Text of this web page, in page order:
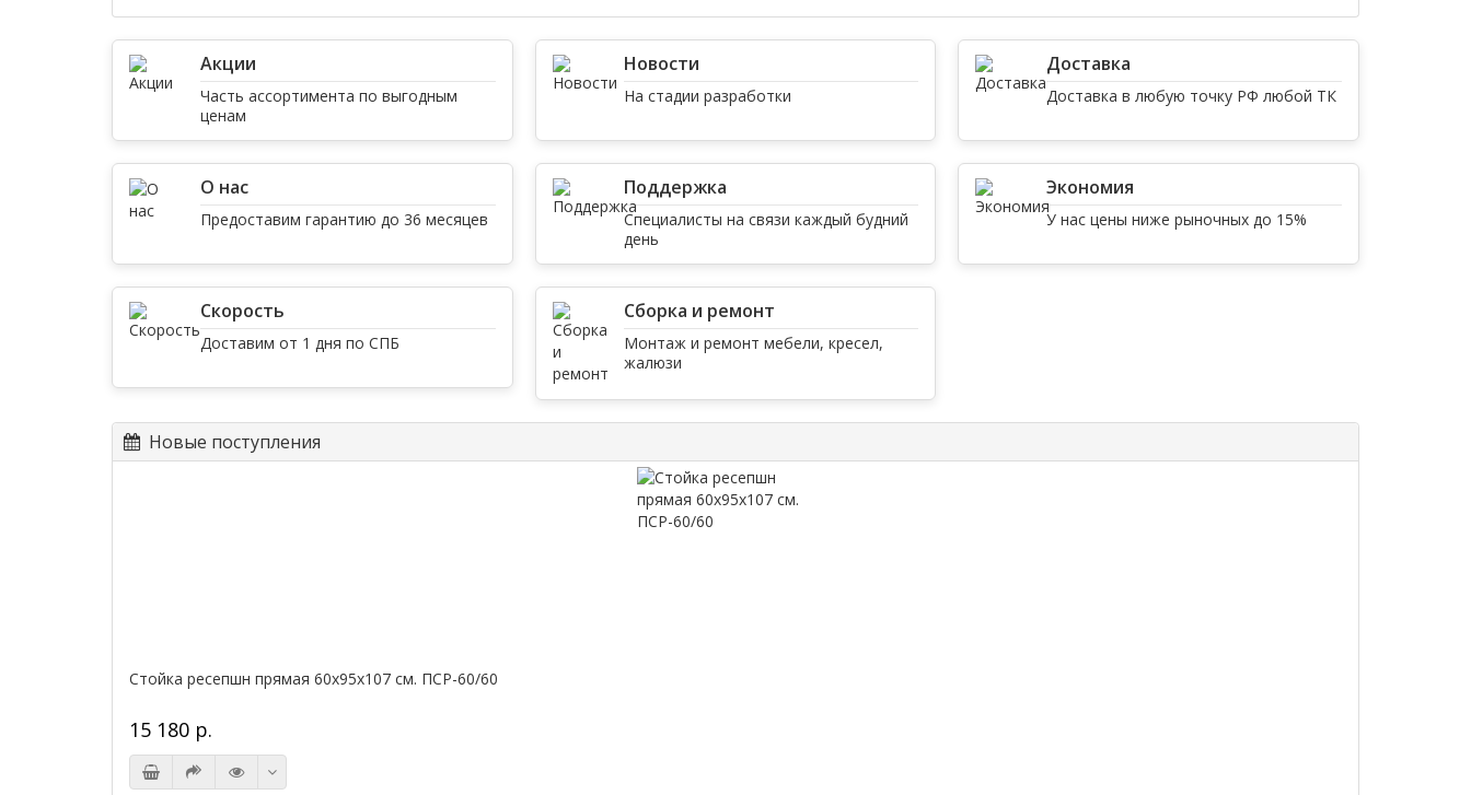
Акции
Часть ассортимента по выгодным
ценам
Новости
На стадии разработки
Доставка
Доставка в любую точку РФ любой ТК
О нас
Предоставим гарантию до 36 месяцев
Поддержка
Специалисты на связи каждый будний
день
Экономия
У нас цены ниже рыночных до 15%
Скорость
Доставим от 1 дня по СПБ
Сборка и ремонт
Монтаж и ремонт мебели, кресел,
жалюзи
Новые поступления
Стойка ресепшн прямая 60х95х107 см. ПСР-60/60
15 180 р.